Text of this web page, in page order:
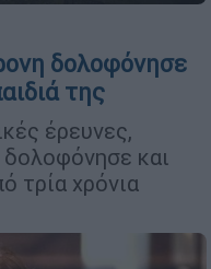
δολοφόνησε
της
έρευνες,
δολοφόνησε και
τρία χρόνια